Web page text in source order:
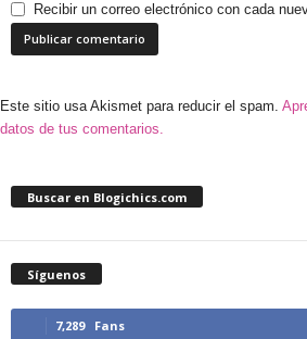
Recibir un correo electrónico con cada
Este sitio usa Akismet para reducir el spam.
datos de tus comentarios.
Buscar en Blogichics.com
Síguenos
7,289 Fans